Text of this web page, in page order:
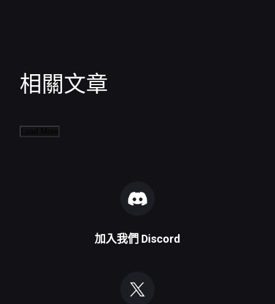
相關文章
加入我們 Discord